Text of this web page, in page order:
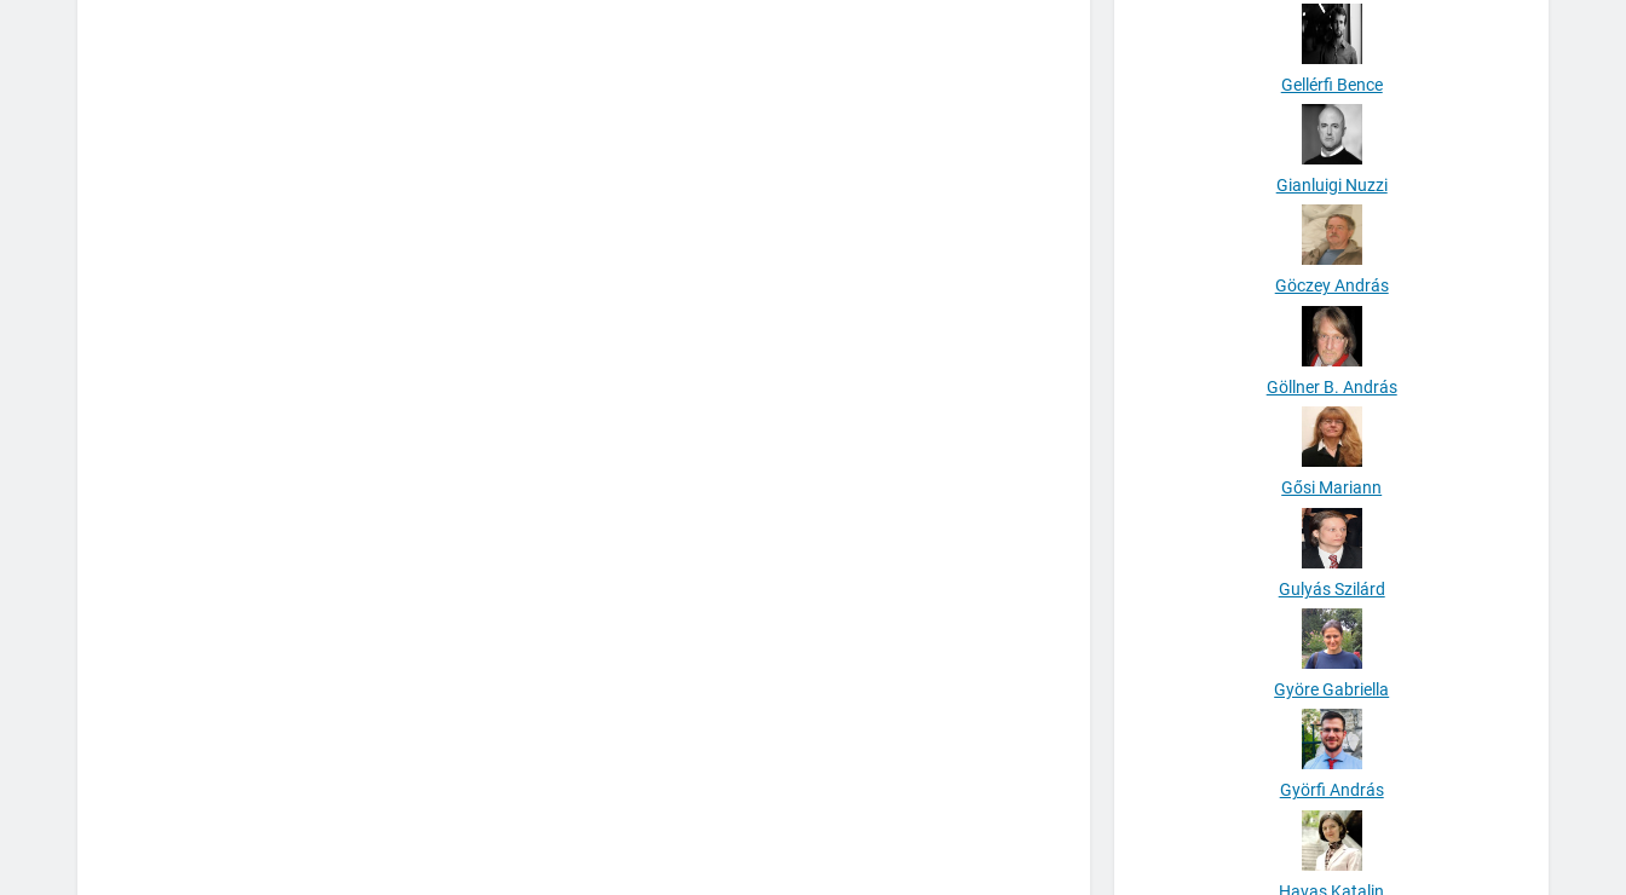
Gellérfi Bence
Gianluigi Nuzzi
Göczey András
Göllner B. András
Gősi Mariann
Gulyás Szilárd
Györe Gabriella
Györfi András